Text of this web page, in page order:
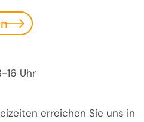
16 Uhr
erreichen Sie uns in